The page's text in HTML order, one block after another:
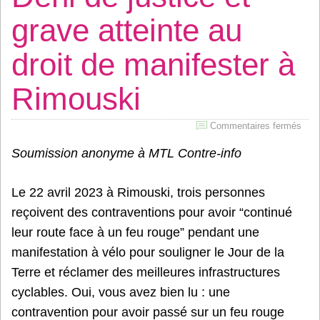
grave atteinte au
droit de manifester à
Rimouski
Commentaires fermés
Soumission anonyme à MTL Contre-info
Le 22 avril 2023 à Rimouski, trois personnes
reçoivent des contraventions pour avoir “continué
leur route face à un feu rouge” pendant une
manifestation à vélo pour souligner le Jour de la
Terre et réclamer des meilleures infrastructures
cyclables. Oui, vous avez bien lu : une
contravention pour avoir passé sur un feu rouge